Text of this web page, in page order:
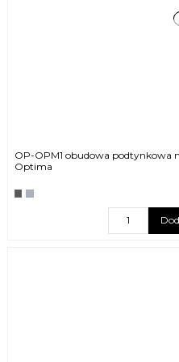
OP-OPM1 obudowa podtynkowa
Optima